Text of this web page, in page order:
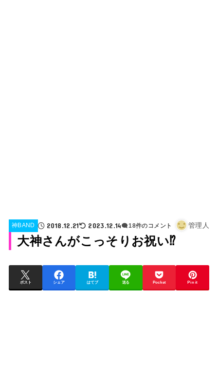
神BAND 2018.12.21 2023.12.14 18件のコメント 管理人
大神さんがこっそりお祝い⁉
ポスト シェア はてブ 送る Pocket Pin it